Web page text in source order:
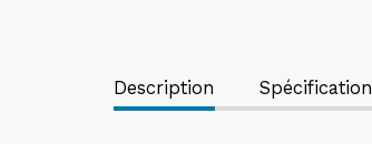
Description Spécification